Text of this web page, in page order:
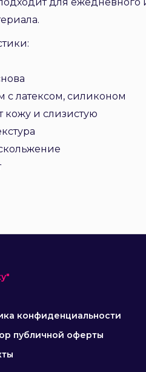
с латексом, силиконом
кожу и слизистую
конфиденциальности
публичной оферты